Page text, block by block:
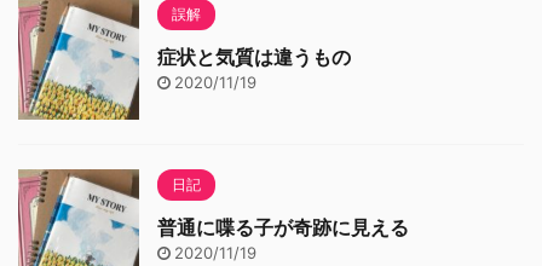
誤解
症状と気質は違うもの
2020/11/19
日記
普通に喋る子が奇跡に見える
2020/11/19